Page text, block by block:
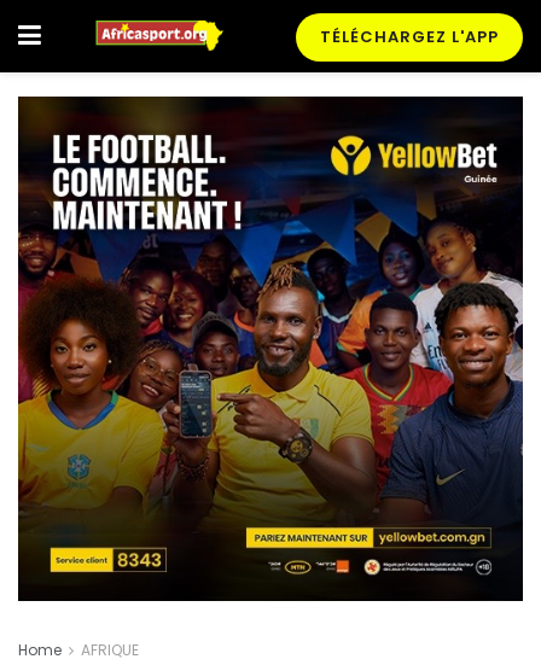
TÉLÉCHARGEZ L'APP
Home AFRIQUE